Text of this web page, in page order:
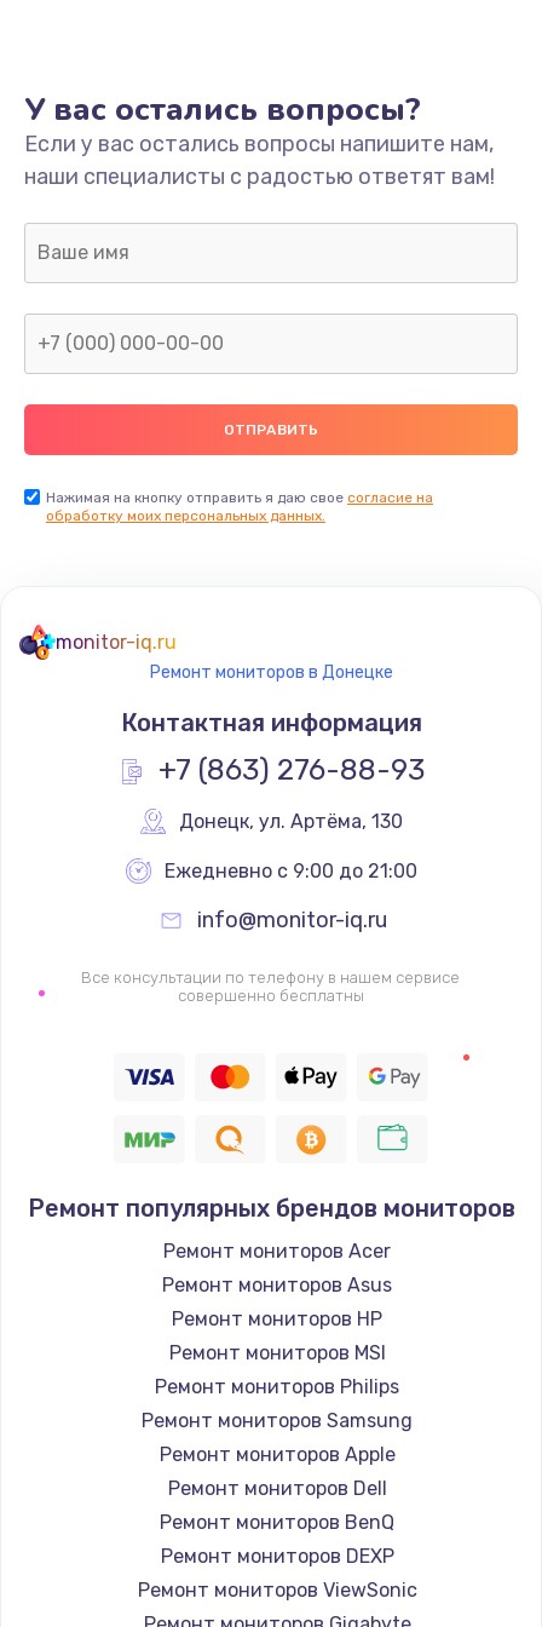
Заказать
Не включается
Нет звука
Не видит флешку
400 руб.
Заказать
Не сопряжается с устройством
900 руб.
Заказать
Помехи и искажение звука
900 руб.
1400 руб.
Заказать
Восстановление цепи питания, пайка
880 руб.
Программный ремонт/прошивка
Заказать
Замена Bluetooth/Wi-Fi модуля
800 руб.
Заказать
Замена картридера
890 руб.
У вас остались вопросы?
Если у вас остались вопросы напишите нам,
наши специалисты с радостью ответят вам!
Нажимая на кнопку отправить я даю свое согласие на
обработку моих персональных данных.
monitor-iq.ru
Ремонт мониторов в Донецке
Контактная информация
+7 (863) 276-88-93
Донецк, ул. Артёма, 130
Ежедневно с 9:00 до 21:00
info@monitor-iq.ru
Все консультации по телефону в нашем сервисе
совершенно бесплатны
Ремонт популярных брендов мониторов
Ремонт мониторов Acer
Ремонт мониторов Asus
Ремонт мониторов HP
Ремонт мониторов MSI
Ремонт мониторов Philips
Ремонт мониторов Samsung
Ремонт мониторов Apple
Ремонт мониторов Dell
Ремонт мониторов BenQ
Ремонт мониторов DEXP
Ремонт мониторов ViewSonic